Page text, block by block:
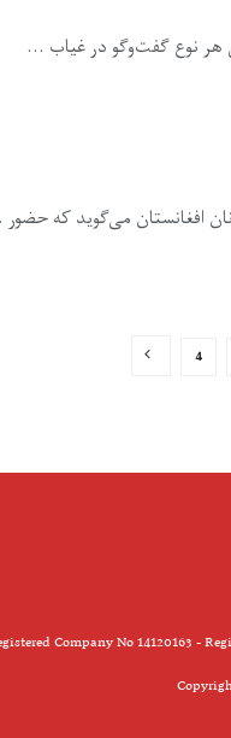
هر نوع گفت‌وگو در غیاب ...
افغانستان می‌گوید که
4
Company No 14120163 -